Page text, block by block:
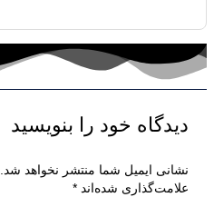
دیدگاه‌ خود را بنویسید
نشانی ایمیل شما منتشر نخواهد شد.
علامت‌گذاری شده‌اند *